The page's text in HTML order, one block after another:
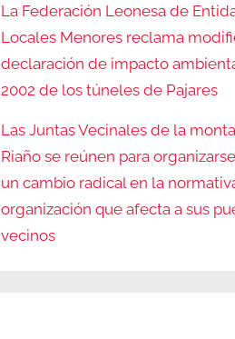
La Federación Leonesa de
Locales Menores reclama
declaración de impacto
2002 de los túneles de Pajares
Las Juntas Vecinales de la
Riaño se reúnen para
un cambio radical en la
organización que afecta a sus
vecinos